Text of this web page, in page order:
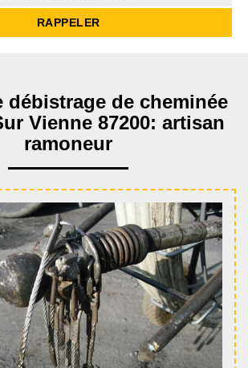
débistrage de cheminée
Vienne 87200: artisan
ramoneur